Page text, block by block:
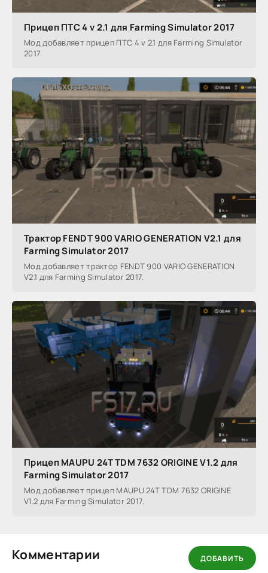
Прицеп ПТС 4 v 2.1 для Farming Simulator 2017
Мод добавляет прицеп ПТС 4 v 2.1 для Farming Simulator
2017.
Трактор FENDT 900 VARIO GENERATION V2.1 для
Farming Simulator 2017
Мод добавляет трактор FENDT 900 VARIO GENERATION
V2.1 для Farming Simulator 2017.
Прицеп MAUPU 24T TDM 7632 ORIGINE V1.2 для
Farming Simulator 2017
Мод добавляет прицеп MAUPU 24T TDM 7632 ORIGINE
V1.2 для Farming Simulator 2017.
Комментарии ДОБАВИТЬ